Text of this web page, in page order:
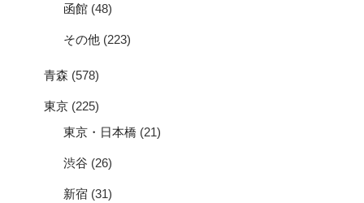
函館 (48)
その他 (223)
青森 (578)
東京 (225)
東京・日本橋 (21)
渋谷 (26)
新宿 (31)